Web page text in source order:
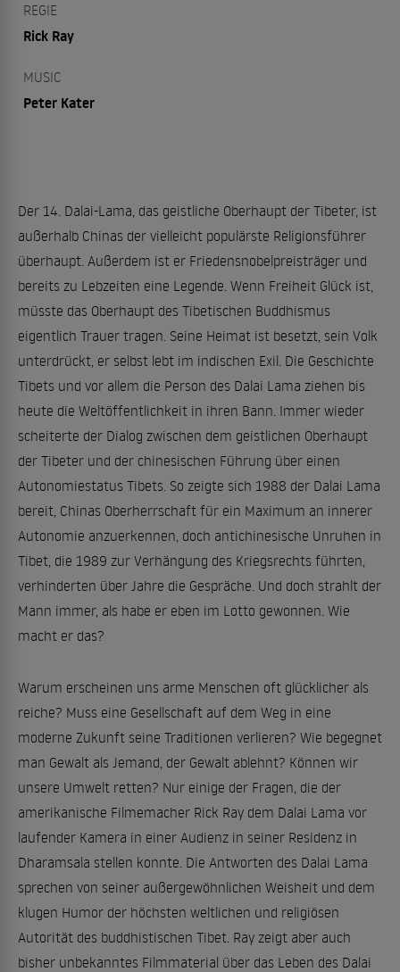
REGIE
Rick Ray
MUSIC
Peter Kater
Der 14. Dalai-Lama, das geistliche Oberhaupt der Tibeter, ist
außerhalb Chinas der vielleicht populärste Religionsführer
überhaupt. Außerdem ist er Friedensnobelpreisträger und
bereits zu Lebzeiten eine Legende. Wenn Freiheit Glück ist,
müsste das Oberhaupt des Tibetischen Buddhismus
eigentlich Trauer tragen. Seine Heimat ist besetzt, sein Volk
unterdrückt, er selbst lebt im indischen Exil. Die Geschichte
Tibets und vor allem die Person des Dalai Lama ziehen bis
heute die Weltöffentlichkeit in ihren Bann. Immer wieder
scheiterte der Dialog zwischen dem geistlichen Oberhaupt
der Tibeter und der chinesischen Führung über einen
Autonomiestatus Tibets. So zeigte sich 1988 der Dalai Lama
bereit, Chinas Oberherrschaft für ein Maximum an innerer
Autonomie anzuerkennen, doch antichinesische Unruhen in
Tibet, die 1989 zur Verhängung des Kriegsrechts führten,
verhinderten über Jahre die Gespräche. Und doch strahlt der
Mann immer, als habe er eben im Lotto gewonnen. Wie
macht er das?
Warum erscheinen uns arme Menschen oft glücklicher als
reiche? Muss eine Gesellschaft auf dem Weg in eine
moderne Zukunft seine Traditionen verlieren? Wie begegnet
man Gewalt als Jemand, der Gewalt ablehnt? Können wir
unsere Umwelt retten? Nur einige der Fragen, die der
amerikanische Filmemacher Rick Ray dem Dalai Lama vor
laufender Kamera in einer Audienz in seiner Residenz in
Dharamsala stellen konnte. Die Antworten des Dalai Lama
sprechen von seiner außergewöhnlichen Weisheit und dem
klugen Humor der höchsten weltlichen und religiösen
Autorität des buddhistischen Tibet. Ray zeigt aber auch
bisher unbekanntes Filmmaterial über das Leben des Dalai